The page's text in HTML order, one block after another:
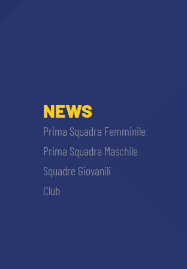
NEWS
Prima Squadra Femminile
Prima Squadra Maschile
Squadre Giovanili
Club